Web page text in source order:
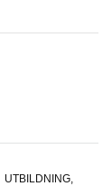
UTBILDNING,